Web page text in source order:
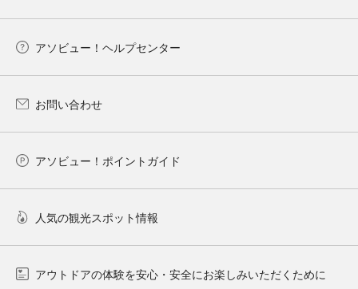
アソビュー！ヘルプセンター
お問い合わせ
アソビュー！ポイントガイド
人気の観光スポット情報
アウトドアの体験を安心・安全にお楽しみいただくために